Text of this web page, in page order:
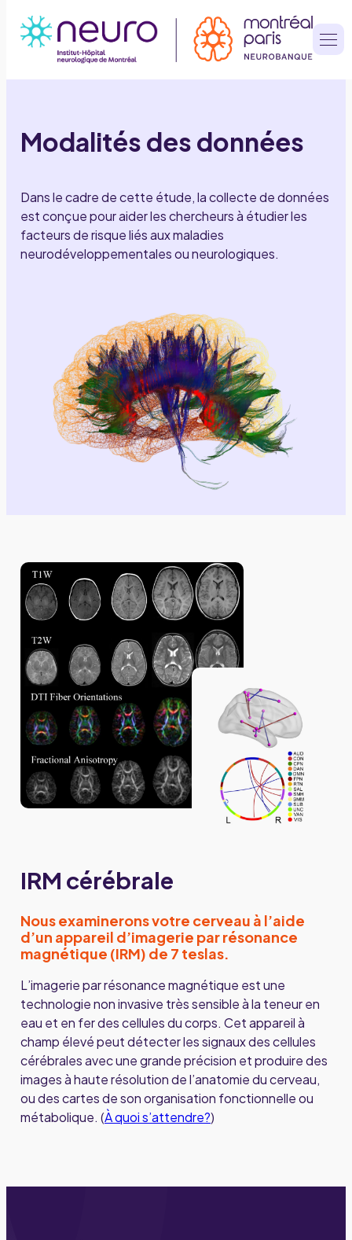
Aller
contenu
Modalités des données
Dans le cadre de cette étude, la collecte de données
est conçue pour aider les chercheurs à étudier les
facteurs de risque liés aux maladies
neurodéveloppementales ou neurologiques.
IRM cérébrale
Nous examinerons votre cerveau à l’aide
d’un appareil d’imagerie par résonance
magnétique (IRM) de 7 teslas.
L’imagerie par résonance magnétique est une
technologie non invasive très sensible à la teneur en
eau et en fer des cellules du corps. Cet appareil à
champ élevé peut détecter les signaux des cellules
cérébrales avec une grande précision et produire des
images à haute résolution de l’anatomie du cerveau,
ou des cartes de son organisation fonctionnelle ou
métabolique. (À quoi s’attendre?)